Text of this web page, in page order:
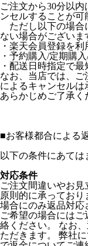
ご注文から30分以
ンセルすることが可
ただし以下の場合
ない場合がございま
・楽天会員登録を
・予約購入/定期購
・配送日時指定で
なお、当店では、ご
によるキャンセルは
あらかじめご了承く
■お客様都合による
以下の条件にあては
対応条件
ご注文間違いやお
原則的に承ってお
場合にのみ返品対応
ご希望の場合には
絡ください。 なお
ただきます。 弊社